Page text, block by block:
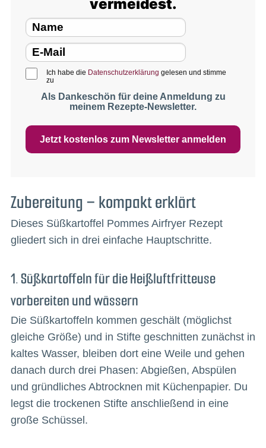
vermeidest.
Ich habe die Datenschutzerklärung gelesen und stimme
zu
Als Dankeschön für deine Anmeldung zu
meinem Rezepte-Newsletter.
Jetzt kostenlos zum Newsletter anmelden
Zubereitung – kompakt erklärt
Dieses Süßkartoffel Pommes Airfryer Rezept
gliedert sich in drei einfache Hauptschritte.
1. Süßkartoffeln für die Heißluftfritteuse
vorbereiten und wässern
Die Süßkartoffeln kommen geschält (möglichst
gleiche Größe) und in Stifte geschnitten zunächst in
kaltes Wasser, bleiben dort eine Weile und gehen
danach durch drei Phasen: Abgießen, Abspülen
und gründliches Abtrocknen mit Küchenpapier. Du
legst die trockenen Stifte anschließend in eine
große Schüssel.